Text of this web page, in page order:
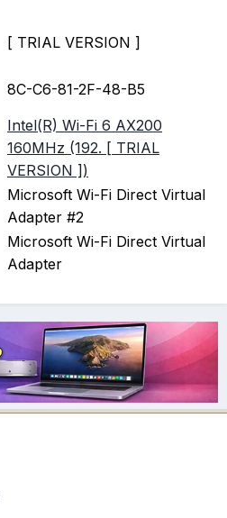
[ TRIAL VERSION ]
8C-C6-81-2F-48-B5
Intel(R) Wi-Fi 6 AX200
160MHz (192. [ TRIAL
VERSION ])
Microsoft Wi-Fi Direct Virtual
Adapter #2
Microsoft Wi-Fi Direct Virtual
Adapter